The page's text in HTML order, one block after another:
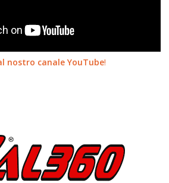
nostro canale YouTube!